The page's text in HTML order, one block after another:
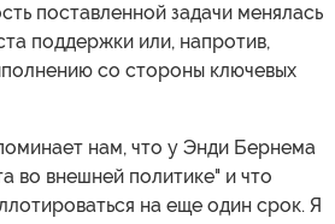
поставленной задачи менялась
поддержки или, напротив,
со стороны ключевых
нам, что у Энди Бернема
во внешней политике" и что
на еще один срок. Я